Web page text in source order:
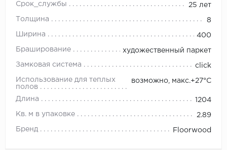
Срок_службы 25 лет
Толщина 8
Ширина 400
Браширование художественный паркет
Замковая система click
Использование для теплых
полов
возможно, макс.+27°С
Длина 1204
Кв. м в упаковке 2.89
Бренд Floorwood